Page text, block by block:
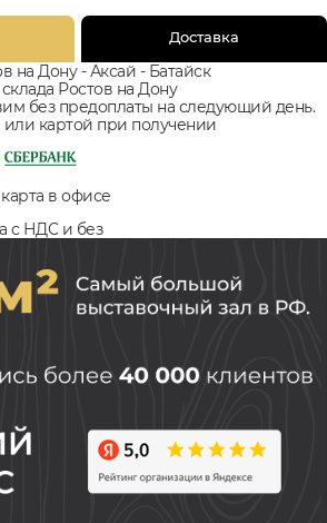
Доставка
на Дону - Аксай - Батайск
Ростов на Дону
без предоплаты на следующий день.
картой при получении
в офисе
с НДС и без